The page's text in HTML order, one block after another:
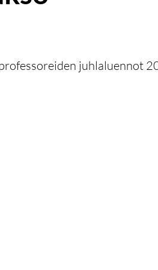
juhlaluennot